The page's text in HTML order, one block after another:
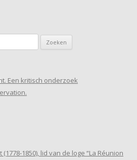
Een kritisch onderzoek
1850), lid van de loge “La Réunion